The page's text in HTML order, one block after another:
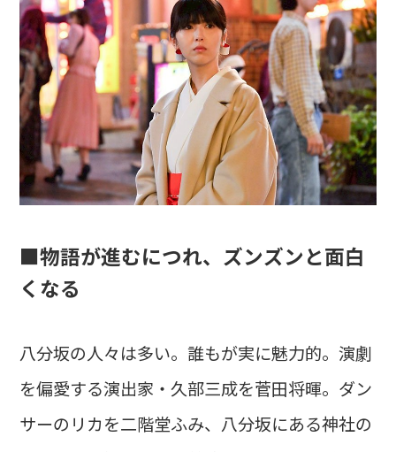
■物語が進むにつれ、ズンズンと面白
くなる
八分坂の人々は多い。誰もが実に魅力的。演劇
を偏愛する演出家・久部三成を菅田将暉。ダン
サーのリカを二階堂ふみ、八分坂にある神社の